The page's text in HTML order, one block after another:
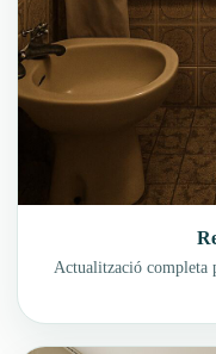
Actualització